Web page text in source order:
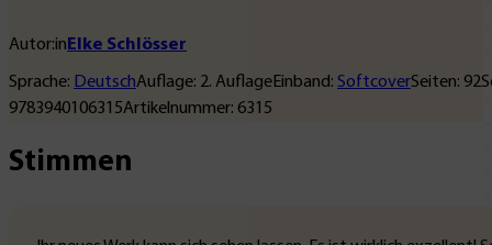
Autor:in Elke Schlösser
Sprache: DeutschAuflage: 2. AuflageEinband: SoftcoverSeiten: 92
9783940106315Artikelnummer: 6315
Stimmen